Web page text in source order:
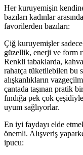
Her kuruyemişin
bazıları kadınlar
favorilerden bazıları:
Çiğ kuruyemişler sadece
güzellik, enerji ve form
Renkli tabaklarda,
rahatça tüketilebilen bu
alışkanlıkların
çantada taşınan pratik
fındığa pek çok
uyum sağlıyorlar.
En iyi faydayı elde
önemli. Alışveriş
ipucu: